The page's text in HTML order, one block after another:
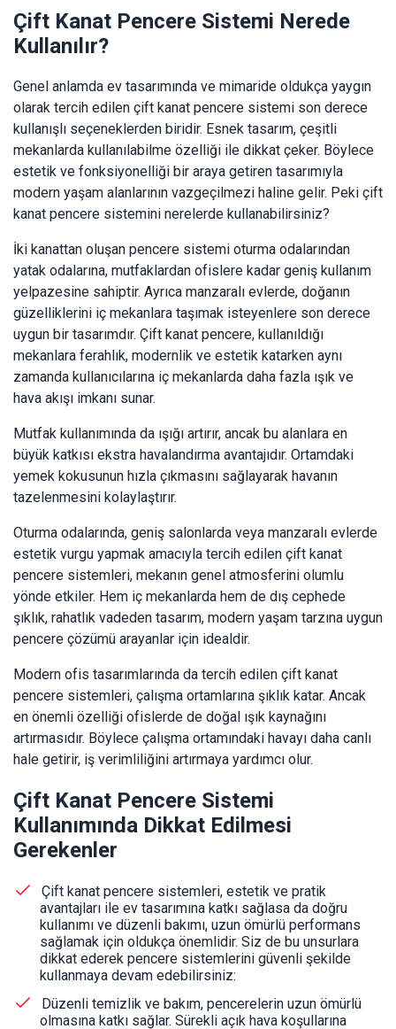
Çift Kanat Pencere Sistemi Nerede
Kullanılır?
Genel anlamda ev tasarımında ve mimaride oldukça yaygın
olarak tercih edilen çift kanat pencere sistemi son derece
kullanışlı seçeneklerden biridir. Esnek tasarım, çeşitli
mekanlarda kullanılabilme özelliği ile dikkat çeker. Böylece
estetik ve fonksiyonelliği bir araya getiren tasarımıyla
modern yaşam alanlarının vazgeçilmezi haline gelir. Peki çift
kanat pencere sistemini nerelerde kullanabilirsiniz?
İki kanattan oluşan pencere sistemi oturma odalarından
yatak odalarına, mutfaklardan ofislere kadar geniş kullanım
yelpazesine sahiptir. Ayrıca manzaralı evlerde, doğanın
güzelliklerini iç mekanlara taşımak isteyenlere son derece
uygun bir tasarımdır. Çift kanat pencere, kullanıldığı
mekanlara ferahlık, modernlik ve estetik katarken aynı
zamanda kullanıcılarına iç mekanlarda daha fazla ışık ve
hava akışı imkanı sunar.
Mutfak kullanımında da ışığı artırır, ancak bu alanlara en
büyük katkısı ekstra havalandırma avantajıdır. Ortamdaki
yemek kokusunun hızla çıkmasını sağlayarak havanın
tazelenmesini kolaylaştırır.
Oturma odalarında, geniş salonlarda veya manzaralı evlerde
estetik vurgu yapmak amacıyla tercih edilen çift kanat
pencere sistemleri, mekanın genel atmosferini olumlu
yönde etkiler. Hem iç mekanlarda hem de dış cephede
şıklık, rahatlık vadeden tasarım, modern yaşam tarzına uygun
pencere çözümü arayanlar için idealdir.
Modern ofis tasarımlarında da tercih edilen çift kanat
pencere sistemleri, çalışma ortamlarına şıklık katar. Ancak
en önemli özelliği ofislerde de doğal ışık kaynağını
artırmasıdır. Böylece çalışma ortamındaki havayı daha canlı
hale getirir, iş verimliliğini artırmaya yardımcı olur.
Çift Kanat Pencere Sistemi
Kullanımında Dikkat Edilmesi
Gerekenler
Çift kanat pencere sistemleri, estetik ve pratik
avantajları ile ev tasarımına katkı sağlasa da doğru
kullanımı ve düzenli bakımı, uzun ömürlü performans
sağlamak için oldukça önemlidir. Siz de bu unsurlara
dikkat ederek pencere sistemlerini güvenli şekilde
kullanmaya devam edebilirsiniz:
Düzenli temizlik ve bakım, pencerelerin uzun ömürlü
olmasına katkı sağlar. Sürekli açık hava koşullarına